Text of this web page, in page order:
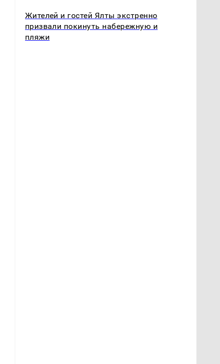
Жителей и гостей Ялты экстренно
призвали покинуть набережную и
пляжи